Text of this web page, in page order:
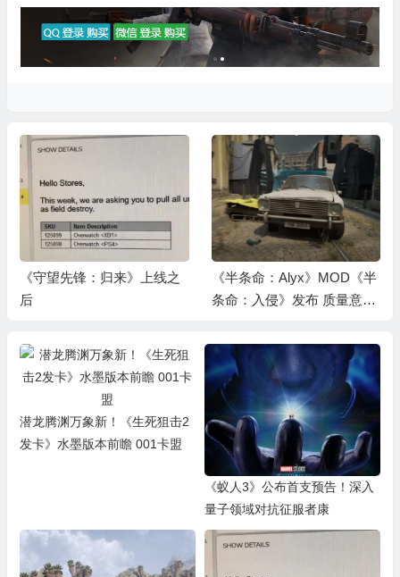
《半条命：Alyx》MOD《半
育碧宣布将关闭15款老游戏
在线功能 9月1日起执行
潜龙腾渊万象新！《生死狙击2
发卡》水墨版本前瞻 001卡盟
《蚁人3》公布首支预告！深入
量子领域对抗征服者康